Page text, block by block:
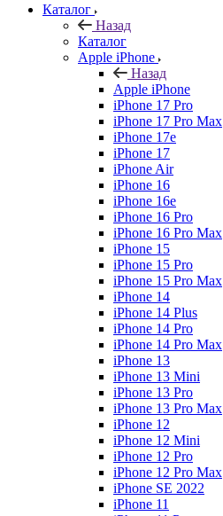
Каталог
Назад
Каталог
Apple iPhone
Назад
Apple iPhone
iPhone 17 Pro
iPhone 17 Pro Max
iPhone 17e
iPhone 17
iPhone Air
iPhone 16
iPhone 16e
iPhone 16 Pro
iPhone 16 Pro Max
iPhone 15
iPhone 15 Pro
iPhone 15 Pro Max
iPhone 14
iPhone 14 Plus
iPhone 14 Pro
iPhone 14 Pro Max
iPhone 13
iPhone 13 Mini
iPhone 13 Pro
iPhone 13 Pro Max
iPhone 12
iPhone 12 Mini
iPhone 12 Pro
iPhone 12 Pro Max
iPhone SE 2022
iPhone 11